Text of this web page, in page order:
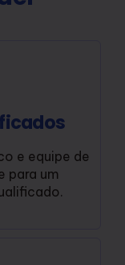
e equipe de
para um